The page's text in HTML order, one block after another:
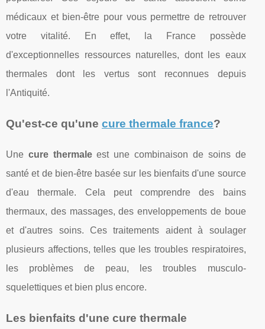
médicaux et bien-être pour vous permettre de retrouver
votre vitalité. En effet, la France possède
d'exceptionnelles ressources naturelles, dont les eaux
thermales dont les vertus sont reconnues depuis
l'Antiquité.
Qu'est-ce qu'une cure thermale france?
Une cure thermaleest une combinaison de soins de
santé et de bien-être basée sur les bienfaits d'une source
d'eau thermale. Cela peut comprendre des bains
thermaux, des massages, des enveloppements de boue
et d'autres soins. Ces traitements aident à soulager
plusieurs affections, telles que les troubles respiratoires,
les problèmes de peau, les troubles musculo-
squelettiques et bien plus encore.
Les bienfaits d'une cure thermale